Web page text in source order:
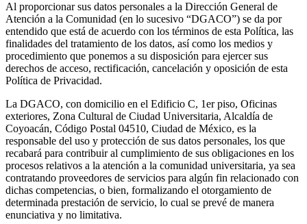
Al proporcionar sus datos personales a la Dirección General de
Atención a la Comunidad (en lo sucesivo “DGACO”) se da por
entendido que está de acuerdo con los términos de esta Política, las
finalidades del tratamiento de los datos, así como los medios y
procedimiento que ponemos a su disposición para ejercer sus
derechos de acceso, rectificación, cancelación y oposición de esta
Política de Privacidad.
La DGACO, con domicilio en el Edificio C, 1er piso, Oficinas
exteriores, Zona Cultural de Ciudad Universitaria, Alcaldía de
Coyoacán, Código Postal 04510, Ciudad de México, es la
responsable del uso y protección de sus datos personales, los que
recabará para contribuir al cumplimiento de sus obligaciones en los
procesos relativos a la atención a la comunidad universitaria, ya sea
contratando proveedores de servicios para algún fin relacionado con
dichas competencias, o bien, formalizando el otorgamiento de
determinada prestación de servicio, lo cual se prevé de manera
enunciativa y no limitativa.